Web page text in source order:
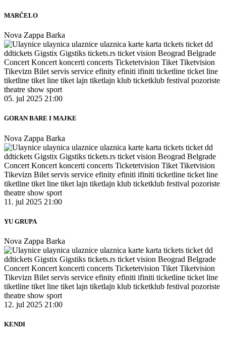
MARČELO
Nova Zappa Barka
05. jul 2025 21:00
GORAN BARE I MAJKE
Nova Zappa Barka
11. jul 2025 21:00
YU GRUPA
Nova Zappa Barka
12. jul 2025 21:00
KENDI